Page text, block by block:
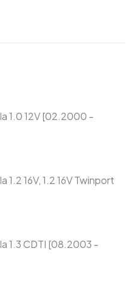
1.0 12V [02.2000 -
1.2 16V, 1.2 16V Twinport
1.3 CDTI [08.2003 -